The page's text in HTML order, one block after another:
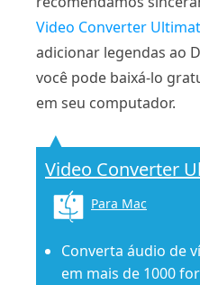
Video Converter
adicionar legendas ao
você pode baixá-lo
em seu computador.
Video Converter
Para Mac
Converta áudio de
em mais de 1000